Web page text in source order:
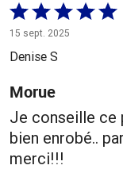
Coté
5 sur
5
15 sept. 2025
Denise S
Morue
Je conseille ce
bien enrobé..
merci!!!